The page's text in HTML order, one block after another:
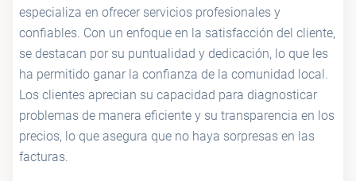
especializa en ofrecer servicios profesionales y
confiables. Con un enfoque en la satisfacción del cliente,
se destacan por su puntualidad y dedicación, lo que les
ha permitido ganar la confianza de la comunidad local.
Los clientes aprecian su capacidad para diagnosticar
problemas de manera eficiente y su transparencia en los
precios, lo que asegura que no haya sorpresas en las
facturas.